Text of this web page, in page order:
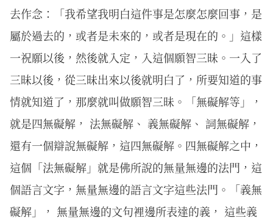
去作念：「我希望我明白這件事是怎麼怎麼回事，是
屬於過去的，或者是未來的，或者是現在的。」這樣
一祝願以後，然後就入定，入這個願智三昧。一入了
三昧以後，從三昧出來以後就明白了，所要知道的事
情就知道了，那麼就叫做願智三昧。「無礙解等」，
就是四無礙解， 法無礙解、 義無礙解、 詞無礙解，
還有一個辯說無礙解，這四無礙解。四無礙解之中，
這個「法無礙解」就是佛所說的無量無邊的法門，這
個語言文字，無量無邊的語言文字這些法門。「義無
礙解」， 無量無邊的文句裡邊所表達的義， 這些義